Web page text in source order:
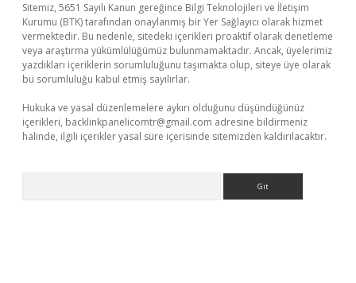
Sitemiz, 5651 Sayılı Kanun gereğince Bilgi Teknolojileri ve İletişim
Kurumu (BTK) tarafından onaylanmış bir Yer Sağlayıcı olarak hizmet
vermektedir. Bu nedenle, sitedeki içerikleri proaktif olarak denetleme
veya araştırma yükümlülüğümüz bulunmamaktadır. Ancak, üyelerimiz
yazdıkları içeriklerin sorumluluğunu taşımakta olup, siteye üye olarak
bu sorumluluğu kabul etmiş sayılırlar.
Hukuka ve yasal düzenlemelere aykırı olduğunu düşündüğünüz
içerikleri, backlinkpanelicomtr@gmail.com adresine bildirmeniz
halinde, ilgili içerikler yasal süre içerisinde sitemizden kaldırılacaktır.